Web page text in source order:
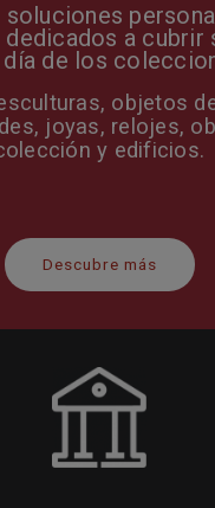
soluciones
a cubrir
día de los
objetos
joyas, relojes,
y edificios.
Descubre más